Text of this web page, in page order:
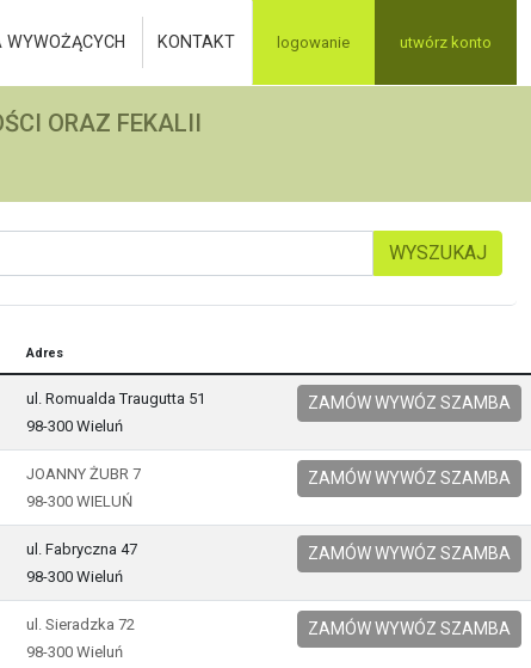
WYWOŻĄCYCH KONTAKT logowanie utwórz konto
ORAZ FEKALII
WYSZUKAJ
Adres
ul. Romualda Traugutta 51
98-300 Wieluń
ZAMÓW WYWÓZ SZAMBA
JOANNY ŻUBR 7
98-300 WIELUŃ
ZAMÓW WYWÓZ SZAMBA
ul. Fabryczna 47
98-300 Wieluń
ZAMÓW WYWÓZ SZAMBA
ul. Sieradzka 72
98-300 Wieluń
ZAMÓW WYWÓZ SZAMBA